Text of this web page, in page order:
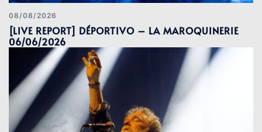
08/08/2026
[LIVE REPORT] DÉPORTIVO – LA MAROQUINERIE
06/06/2026